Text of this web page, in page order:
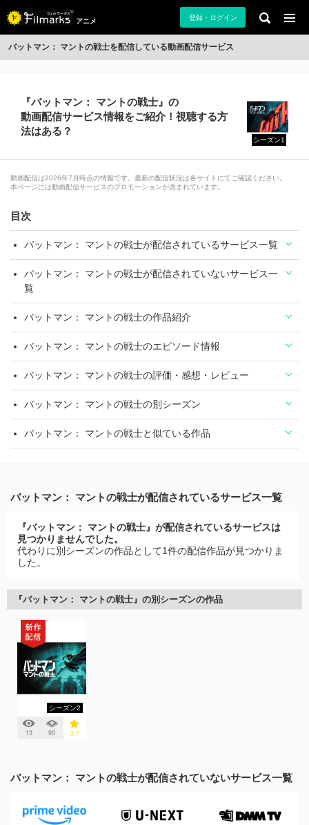
アニメ 登録・ログイン
バットマン： マントの戦士を配信している動画配信サービス
『バットマン： マントの戦士』の
動画配信サービス情報をご紹介！視聴する方
法はある？
シーズン1
動画配信は2026年7月時点の情報です。最新の配信状況は各サイトにてご確認ください。
本ページには動画配信サービスのプロモーションが含まれています。
目次
バットマン： マントの戦士が配信されているサービス一覧
バットマン： マントの戦士が配信されていないサービス一
覧
バットマン： マントの戦士の作品紹介
バットマン： マントの戦士のエピソード情報
バットマン： マントの戦士の評価・感想・レビュー
バットマン： マントの戦士の別シーズン
バットマン： マントの戦士と似ている作品
バットマン： マントの戦士が配信されているサービス一覧
『バットマン： マントの戦士』が配信されているサービスは
見つかりませんでした。
代わりに別シーズンの作品として1件の配信作品が見つかりま
した。
『バットマン： マントの戦士』の別シーズンの作品
シーズン2
13 90 3.7
バットマン： マントの戦士が配信されていないサービス一覧